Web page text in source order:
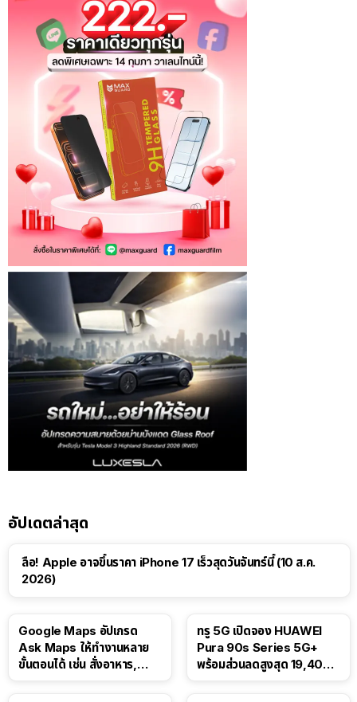
อัปเดตล่าสุด
ลือ! Apple อาจขึ้นราคา iPhone 17 เร็วสุดวันจันทร์นี้ (10 ส.ค.
2026)
Google Maps อัปเกรด
Ask Maps ให้ทำงานหลาย
ขั้นตอนได้ เช่น สั่งอาหาร,
ทรู 5G เปิดจอง HUAWEI
Pura 90s Series 5G+
พร้อมส่วนลดสูงสุด 19,400